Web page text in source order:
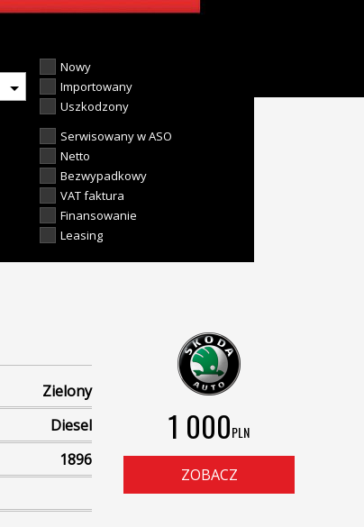
Nowy
Importowany
Uszkodzony
Serwisowany w ASO
Netto
Bezwypadkowy
VAT faktura
Finansowanie
Leasing
Zielony
Diesel
1896
1 000PLN
ZOBACZ